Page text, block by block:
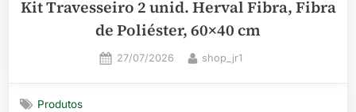
Kit Travesseiro 2 unid. Herval Fibra, Fibra
de Poliéster, 60×40 cm
Posted
27/07/2026 By
shop_jr1
Produtos